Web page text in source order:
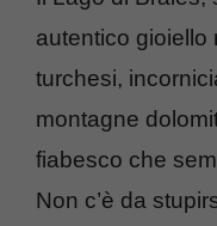
autentico gioiello
turchesi,
montagne
fiabesco che
Non c’è da